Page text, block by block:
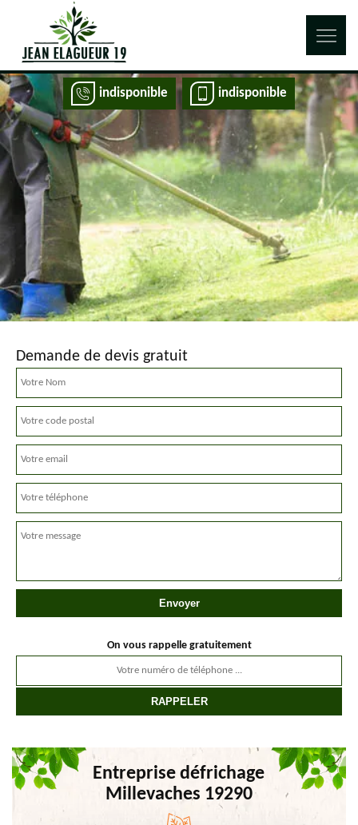
indisponible indisponible
Demande de devis gratuit
On vous rappelle gratuitement
Entreprise défrichage
Millevaches 19290